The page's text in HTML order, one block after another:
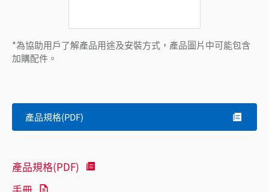
*為協助用戶了解產品用途及安裝方式，產品圖片中可能包含
加購配件。
產品規格(PDF)
產品規格(PDF)
手冊